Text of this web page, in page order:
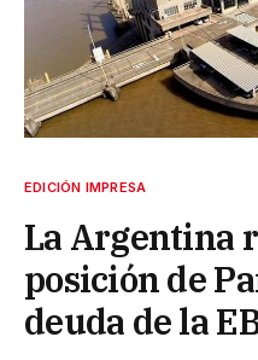
EDICIÓN IMPRESA
La Argentina
posición de
deuda de la